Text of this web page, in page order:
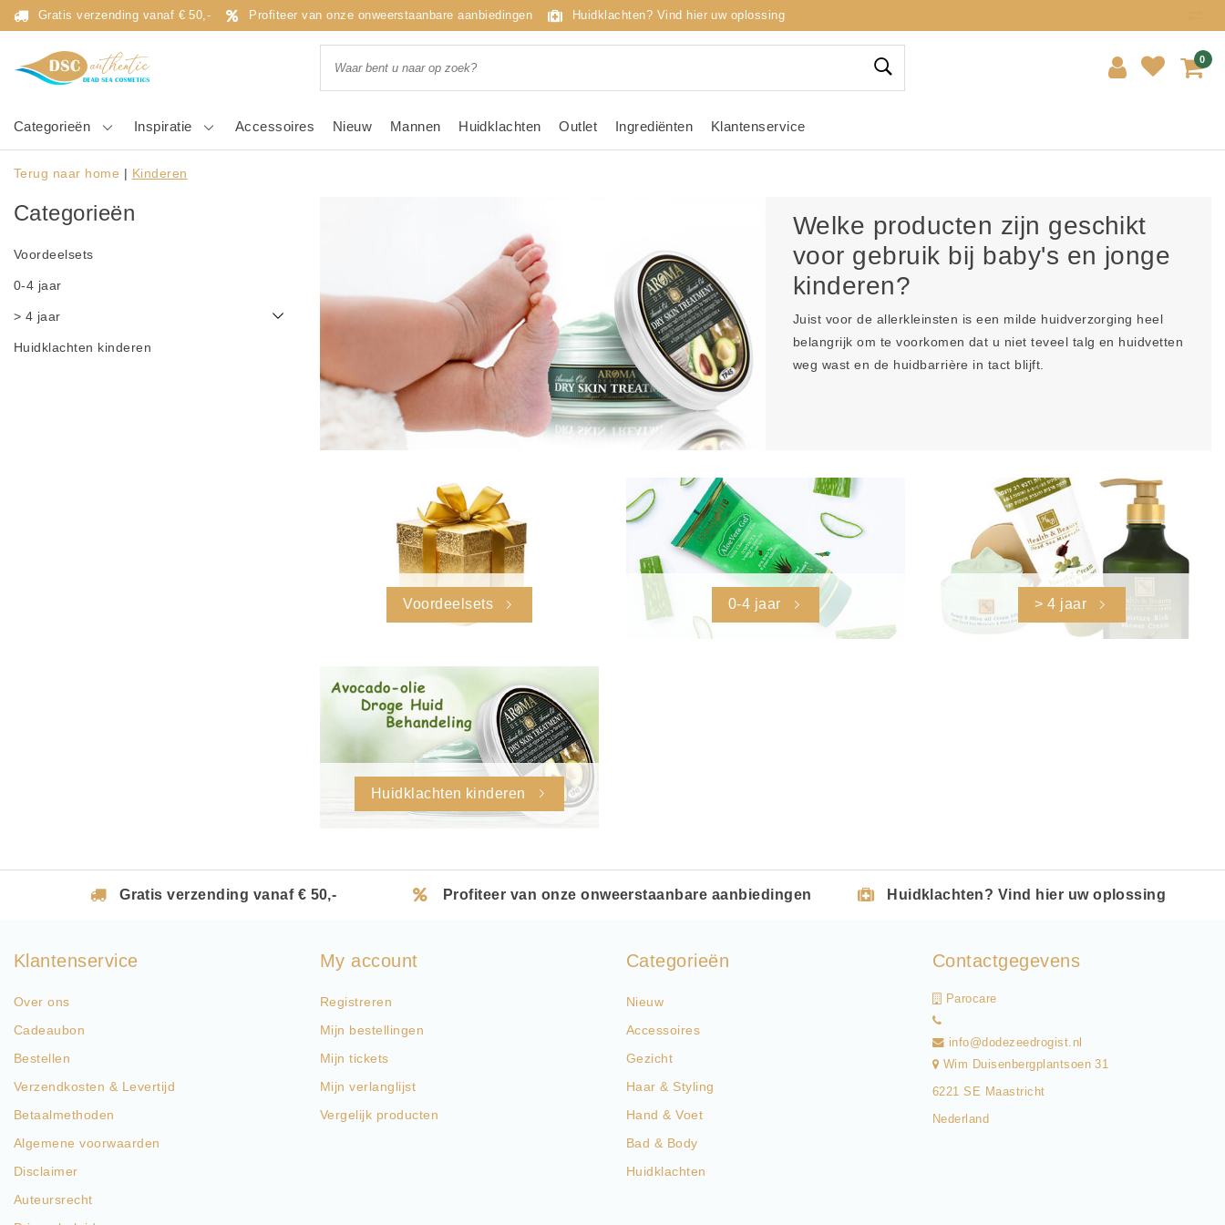
Gratis verzending vanaf € 50,- Profiteer van onze onweerstaanbare aanbiedingen Huidklachten? Vind hier uw oplossing
0
Categorieën Inspiratie Accessoires Nieuw Mannen Huidklachten Outlet Ingrediënten Klantenservice
Terug naar home | Kinderen
Categorieën
Voordeelsets
0-4 jaar
> 4 jaar
Huidklachten kinderen
Welke producten zijn geschikt
voor gebruik bij baby's en jonge
kinderen?
Juist voor de allerkleinsten is een milde huidverzorging heel
belangrijk om te voorkomen dat u niet teveel talg en huidvetten
weg wast en de huidbarrière in tact blijft.
Voordeelsets 0-4 jaar > 4 jaar
Huidklachten kinderen
Gratis verzending vanaf € 50,- Profiteer van onze onweerstaanbare aanbiedingen Huidklachten? Vind hier uw oplossing
Klantenservice
Over ons
Cadeaubon
Bestellen
Verzendkosten & Levertijd
Betaalmethoden
Algemene voorwaarden
Disclaimer
Auteursrecht
My account
Registreren
Mijn bestellingen
Mijn tickets
Mijn verlanglijst
Vergelijk producten
Categorieën
Nieuw
Accessoires
Gezicht
Haar & Styling
Hand & Voet
Bad & Body
Huidklachten
Contactgegevens
Parocare
info@dodezeedrogist.nl
Wim Duisenbergplantsoen 31
6221 SE Maastricht
Nederland